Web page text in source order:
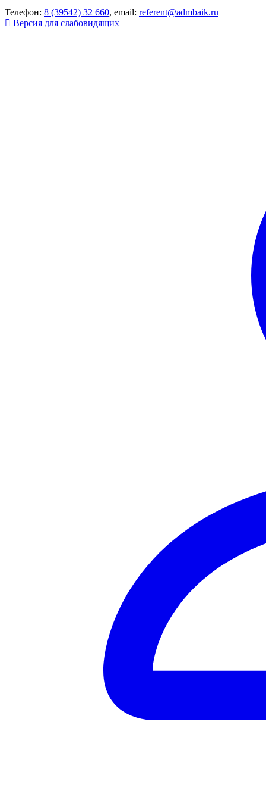
Телефон: 8 (39542) 32 660, email: referent@admbaik.ru
Версия для слабовидящих